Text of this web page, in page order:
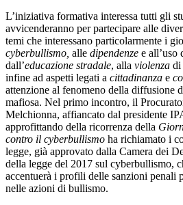
L’iniziativa formativa interessa tutti gli
avvicenderanno per partecipare alle
temi che interessano particolarmente i
cyberbullismo alle dipendenze e all’uso
dall’educazione stradale, alla violenza di
infine ad aspetti legati a cittadinanza e c
attenzione al fenomeno della diffusione
mafiosa. Nel primo incontro, il
Melchionna, affiancato dal presidente
approfittando della ricorrenza della
contro il cyberbullismo ha richiamato i
legge, già approvato dalla Camera dei
della legge del 2017 sul cyberbullismo,
accentuerà i profili delle sanzioni penali
nelle azioni di bullismo.